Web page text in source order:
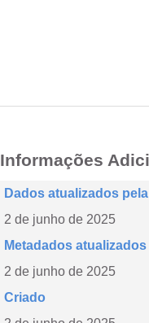
Informações
Dados atualizados
2 de junho de 2025
Metadados
2 de junho de 2025
Criado